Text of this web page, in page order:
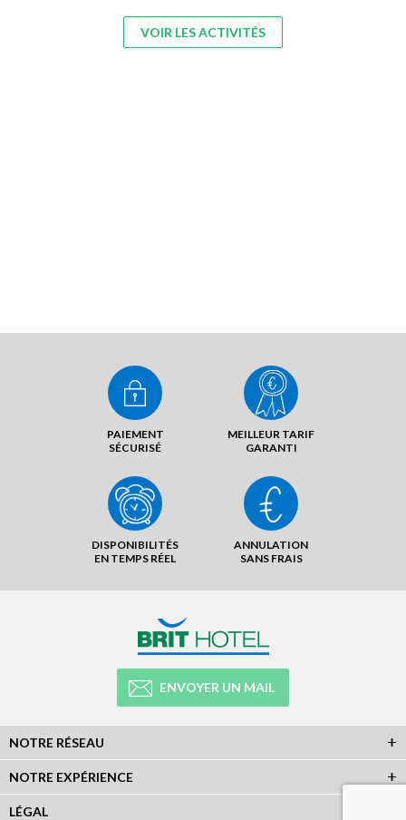
VOIR LES ACTIVITÉS
PAIEMENT
SÉCURISÉ
MEILLEUR TARIF
GARANTI
DISPONIBILITÉS
EN TEMPS RÉEL
ANNULATION
SANS FRAIS
ENVOYER UN MAIL
NOTRE RÉSEAU
NOTRE EXPÉRIENCE
LÉGAL